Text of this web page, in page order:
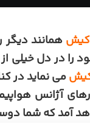
کیش همانند
را در دل
می نماید در
آژانس
آمد که شما